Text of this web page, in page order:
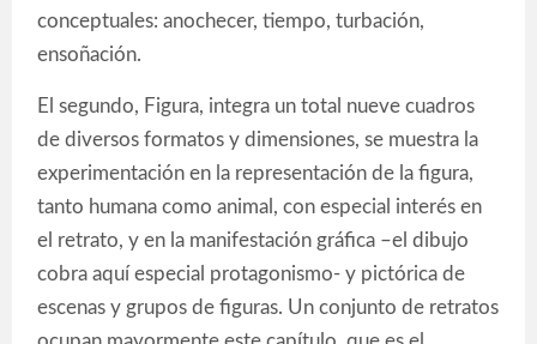
conceptuales: anochecer, tiempo, turbación,
ensoñación.
El segundo, Figura, integra un total nueve cuadros
de diversos formatos y dimensiones, se muestra la
experimentación en la representación de la figura,
tanto humana como animal, con especial interés en
el retrato, y en la manifestación gráfica –el dibujo
cobra aquí especial protagonismo- y pictórica de
escenas y grupos de figuras. Un conjunto de retratos